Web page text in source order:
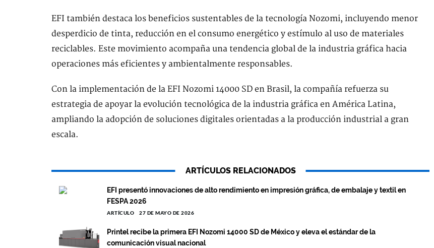
EFI también destaca los beneficios sustentables de la tecnología Nozomi, incluyendo menor
desperdicio de tinta, reducción en el consumo energético y estímulo al uso de materiales
reciclables. Este movimiento acompaña una tendencia global de la industria gráfica hacia
operaciones más eficientes y ambientalmente responsables.
Con la implementación de la EFI Nozomi 14000 SD en Brasil, la compañía refuerza su
estrategia de apoyar la evolución tecnológica de la industria gráfica en América Latina,
ampliando la adopción de soluciones digitales orientadas a la producción industrial a gran
escala.
ARTÍCULOS RELACIONADOS
EFI presentó innovaciones de alto rendimiento en impresión gráfica, de embalaje y textil en
FESPA 2026
ARTÍCULO 27 DE MAYO DE 2026
Printel recibe la primera EFI Nozomi 14000 SD de México y eleva el estándar de la
comunicación visual nacional